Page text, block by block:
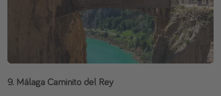
9. Málaga Caminito del Rey